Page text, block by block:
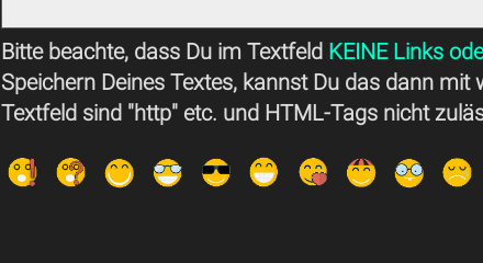
Bitte beachte, dass Du im Textfeld KEINE Links
Speichern Deines Textes, kannst Du das dann
Textfeld sind "http" etc. und HTML-Tags nicht